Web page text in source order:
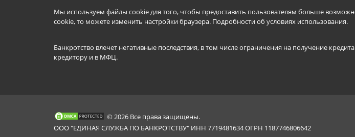
Мы используем файлы cookie для того, чтобы предоставить пользователям больше
cookie, то можете изменить настройки браузера. Подробности об условиях использования.
Банкротство влечет негативные последствия, в том числе ограничения на получение
кредитору и в МФЦ.
© 2026 Все права защищены.
ООО "ЕДИНАЯ СЛУЖБА ПО БАНКРОТСТВУ" ИНН 7719481634 ОГРН 1187746806642